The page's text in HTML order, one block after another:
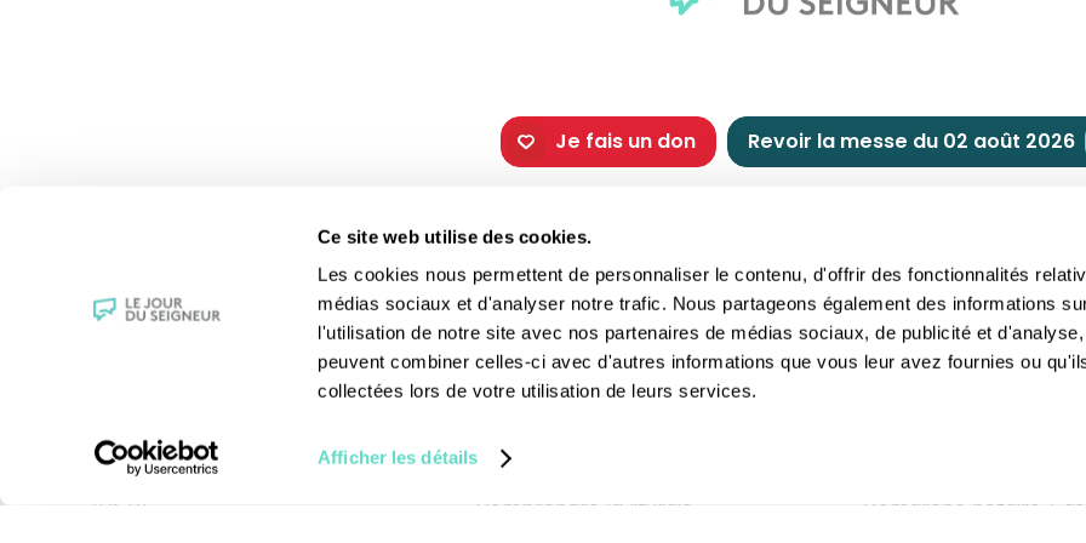
Ce site web utilise des cookies.
Les cookies nous permettent de personnaliser le contenu, d'offrir des fonctionnalités
médias sociaux et d'analyser notre trafic. Nous partageons également des informations
l'utilisation de notre site avec nos partenaires de médias sociaux, de publicité et
peuvent combiner celles-ci avec d'autres informations que vous leur avez fournies ou
collectées lors de votre utilisation de leurs services.
Afficher les détails
Je fais un don Revoir la messe du 02 août 2026
La messe
Magazine Le Jour du Seigneur
Générations Laudato Si’
Agenda Culturel
JDS.tv
Les fêtes chrétiennes
Les saints du jour
La Bible
Les sacrements
Le patrimoine religieux
Les recettes et traditions
Comprendre la liturgie
Comment nous
Faire un don
Réduction d’impôt
Philanthropie
Démarche notaire /